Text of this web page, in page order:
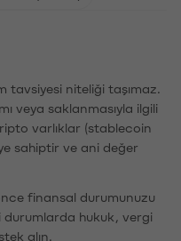
tavsiyesi niteliği taşımaz.
veya saklanmasıyla ilgili
varlıklar (stablecoin
sahiptir ve ani değer
finansal durumunuzu
hukuk, vergi
alın.